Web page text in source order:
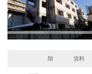
階 賃料